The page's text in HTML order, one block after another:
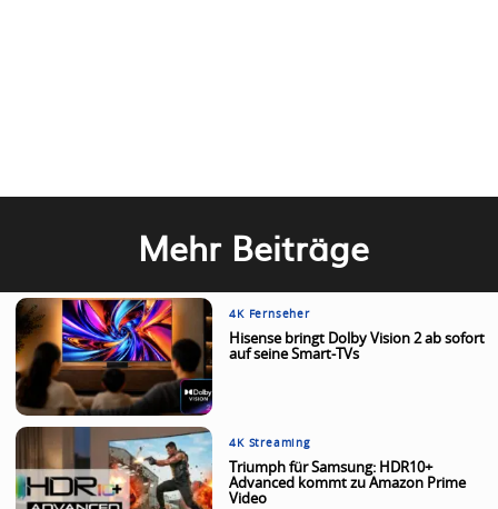
Mehr Beiträge
4K Fernseher
Hisense bringt Dolby Vision 2 ab sofort
auf seine Smart-TVs
4K Streaming
Triumph für Samsung: HDR10+
Advanced kommt zu Amazon Prime
Video